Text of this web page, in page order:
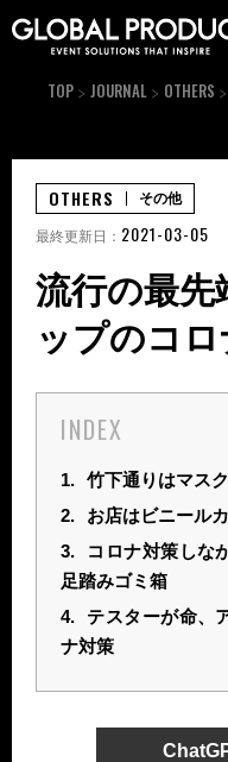
TOP JOURNAL OTHERS
流行の最先
ップのコ
INDEX
1. 竹下通りはマス
2.
お店はビニール
3.
コロナ対策しな
足踏みゴミ箱
4.
テスターが命、
ナ対策
OTHERS その他
最終更新日： 2021-03-05